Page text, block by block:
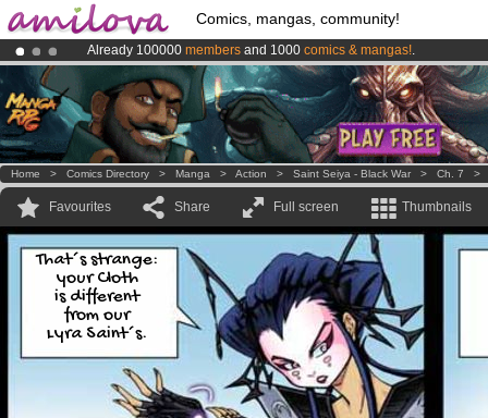
Comics, mangas, community!
Already 100000 members and 1000 comics & mangas!.
AmilovaKickstarter is now LIVE!.
Premium membership from3.95 euros per month !Get membership
Home > Comics Directory > Manga > Action > Saint Seiya - Black War > Ch. 7
Favourites Share Full screen Thumbnails
That´s strange:
your Cloth
is different
from our
Lyra Saint´s.